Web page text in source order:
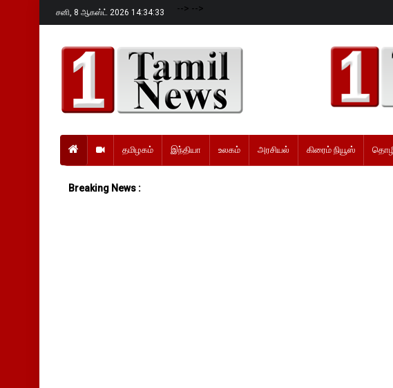
சனி, 8 ஆகஸ்ட் 2026 14:34:34 --> -->
தமிழகம் இந்தியா உலகம் அரசியல் கிரைம் நியூஸ்
Breaking News :